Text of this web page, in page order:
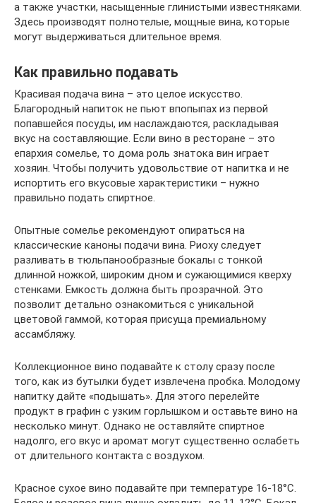
а также участки, насыщенные глинистыми известняками.
Здесь производят полнотелые, мощные вина, которые
могут выдерживаться длительное время.
Как правильно подавать
Красивая подача вина – это целое искусство.
Благородный напиток не пьют впопыпах из первой
попавшейся посуды, им наслаждаются, раскладывая
вкус на составляющие. Если вино в ресторане – это
епархия сомелье, то дома роль знатока вин играет
хозяин. Чтобы получить удовольствие от напитка и не
испортить его вкусовые характеристики – нужно
правильно подать спиртное.
Опытные сомелье рекомендуют опираться на
классические каноны подачи вина. Риоху следует
разливать в тюльпанообразные бокалы с тонкой
длинной ножкой, широким дном и сужающимися кверху
стенками. Емкость должна быть прозрачной. Это
позволит детально ознакомиться с уникальной
цветовой гаммой, которая присуща премиальному
ассамбляжу.
Коллекционное вино подавайте к столу сразу после
того, как из бутылки будет извлечена пробка. Молодому
напитку дайте «подышать». Для этого перелейте
продукт в графин с узким горлышком и оставьте вино на
несколько минут. Однако не оставляйте спиртное
надолго, его вкус и аромат могут существенно ослабеть
от длительного контакта с воздухом.
Красное сухое вино подавайте при температуре 16-18°С.